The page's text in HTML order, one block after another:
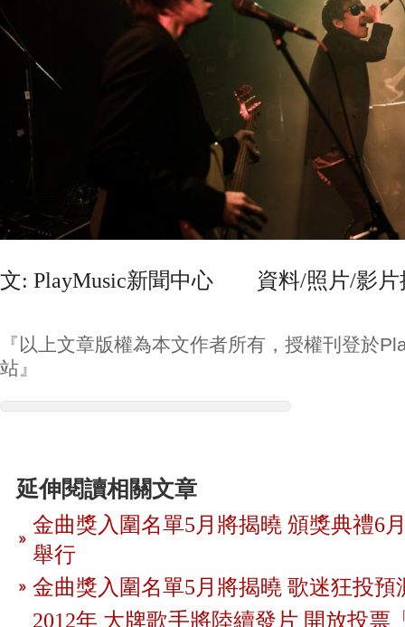
文: PlayMusic新聞中心 資料/照片/影片
『以上文章版權為本文作者所有，授權刊登於
站』
延伸閱讀相關文章
金曲獎入圍名單5月將揭曉 頒獎典禮6
舉行
金曲獎入圍名單5月將揭曉 歌迷狂投預
2012年 大牌歌手將陸續發片 開放投票